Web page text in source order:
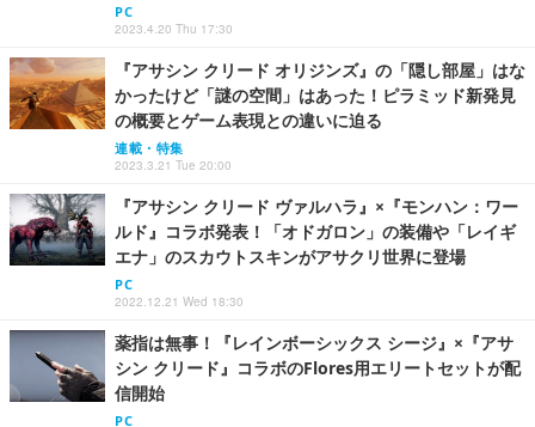
PC
2023.4.20 Thu 17:30
『アサシン クリード オリジンズ』の「隠し部屋」はな
かったけど「謎の空間」はあった！ピラミッド新発見
の概要とゲーム表現との違いに迫る
連載・特集
2023.3.21 Tue 20:00
『アサシン クリード ヴァルハラ』×『モンハン：ワー
ルド』コラボ発表！「オドガロン」の装備や「レイギ
エナ」のスカウトスキンがアサクリ世界に登場
PC
2022.12.21 Wed 18:30
薬指は無事！『レインボーシックス シージ』×『アサ
シン クリード』コラボのFlores用エリートセットが配
信開始
PC